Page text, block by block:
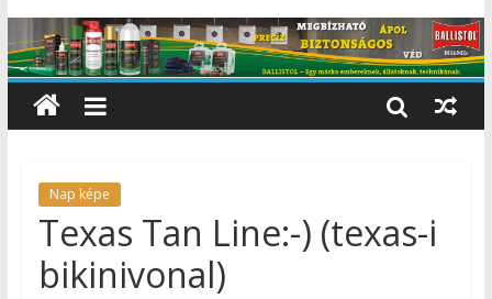
Nap képe
Texas Tan Line:-) (texas-i
bikinivonal)